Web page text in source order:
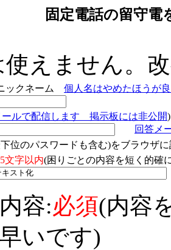
固定電話の留守
えません。
ックネーム 個人名はやめたほうが
ールで配信します 掲示板には非公開)
回答メ
位のパスワードも含む)をブラウザ
文字以内(困りごとの内容を短く的
容:必須(内容
いです)